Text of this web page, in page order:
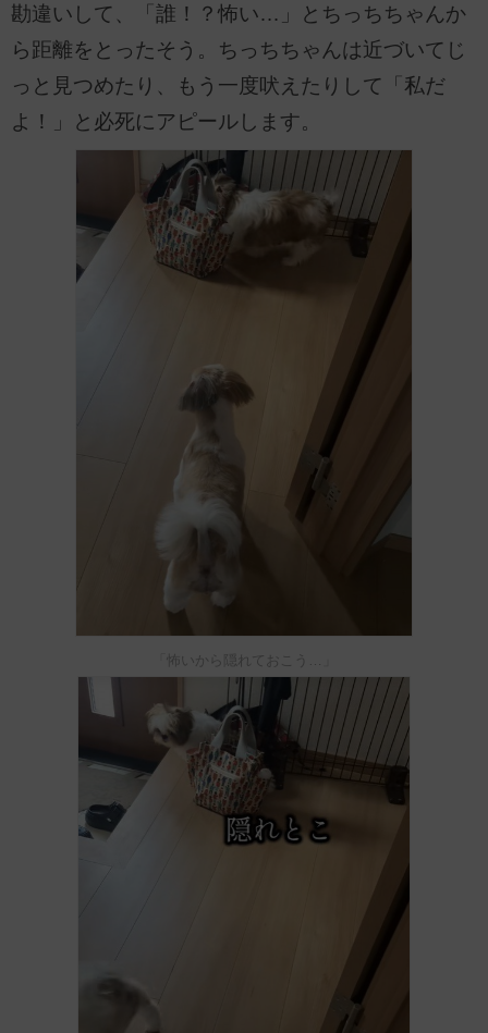
勘違いして、「誰！？怖い…」とちっちちゃんか
ら距離をとったそう。ちっちちゃんは近づいてじ
っと見つめたり、もう一度吠えたりして「私だ
よ！」と必死にアピールします。
「怖いから隠れておこう…」